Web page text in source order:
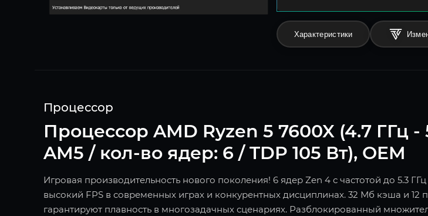
Характеристики
Процессор
Процессор AMD Ryzen 5 7600X (4.7 ГГц -
AM5 / кол-во ядер: 6 / TDP 105 Вт), OEM
Игровая производительность нового поколения! 6 ядер Zen 4 с частотой до 5.3
высокий FPS в современных играх и конкурентных дисциплинах. 32 Мб кэша и 12
гарантируют плавность в многозадачных сценариях. Разблокированный